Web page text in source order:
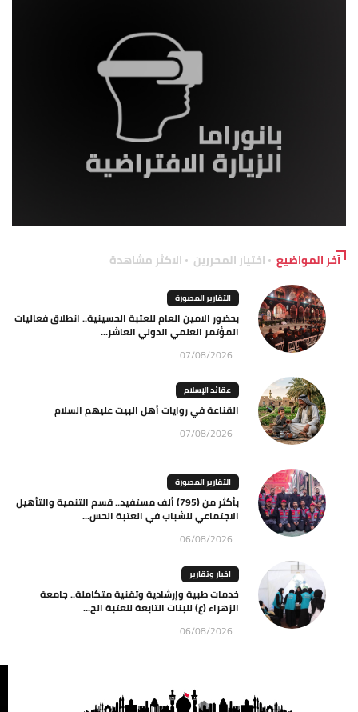
آخر المواضيع اختيار المحررين الاكثر مشاهدة
التقارير المصورة
بحضور الامين العام للعتبة الحسينية.. انطلاق فعاليات
المؤتمر العلمي الدولي العاشر...
07/08/2026
عقائد الإسلام
القناعة في روايات أهل البيت عليهم السلام
07/08/2026
التقارير المصورة
بأكثر من (795) ألف مستفيد.. قسم التنمية والتأهيل
الاجتماعي للشباب في العتبة الحس...
06/08/2026
اخبار وتقارير
خدمات طبية وإرشادية وتقنية متكاملة.. جامعة
الزهراء (ع) للبنات التابعة للعتبة الح...
06/08/2026